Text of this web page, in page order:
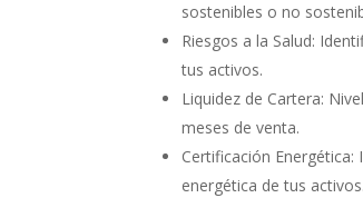
sostenibles o no
Riesgos a la Salud:
tus activos.
Liquidez de Cartera:
meses de venta.
Certificación Energética:
energética de tus activos.